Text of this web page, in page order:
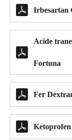
 Irbesartan

Acide
Fortuna
 Fer
 Ketoprofen